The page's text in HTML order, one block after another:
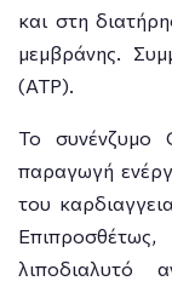
και στη
μεμβράνης.
(ATP).
Το συνένζυμο
παραγωγή
του
λιποδιαλυτό